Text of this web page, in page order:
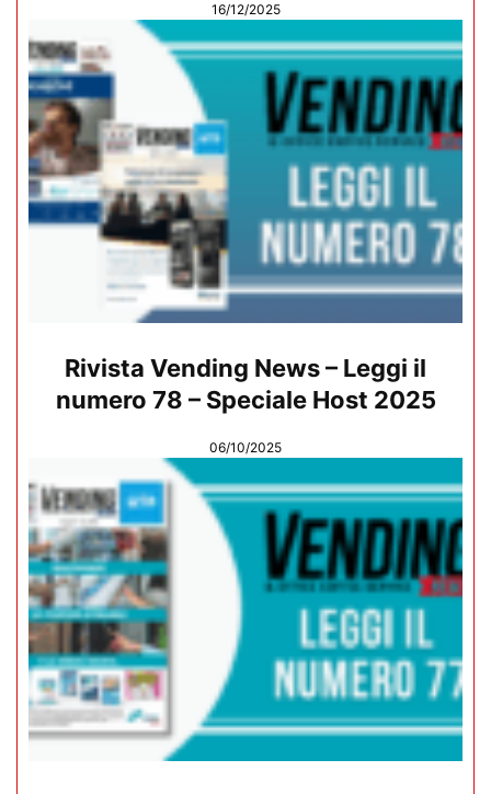
16/12/2025
Rivista Vending News – Leggi il
numero 78 – Speciale Host 2025
06/10/2025